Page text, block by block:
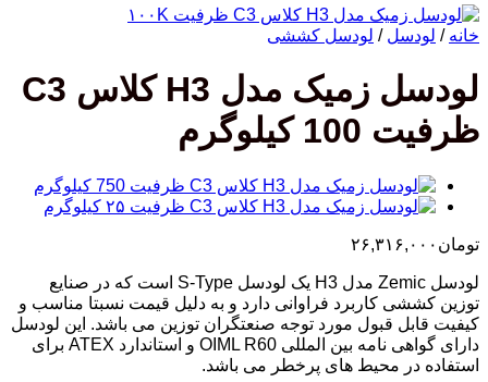
خانه / لودسل / لودسل کششی
لودسل زمیک مدل H3 کلاس C3
ظرفیت 100 کیلوگرم
تومان ۲۶,۳۱۶,۰۰۰
لودسل Zemic مدل H3 یک لودسل S-Type است که در صنایع
توزین کششی کاربرد فراوانی دارد و به دلیل قیمت نسبتا مناسب و
کیفیت قابل قبول مورد توجه صنعتگران توزین می باشد. این لودسل
دارای گواهی نامه بین المللی OIML R60 و استاندارد ATEX برای
استفاده در محیط های پرخطر می باشد.